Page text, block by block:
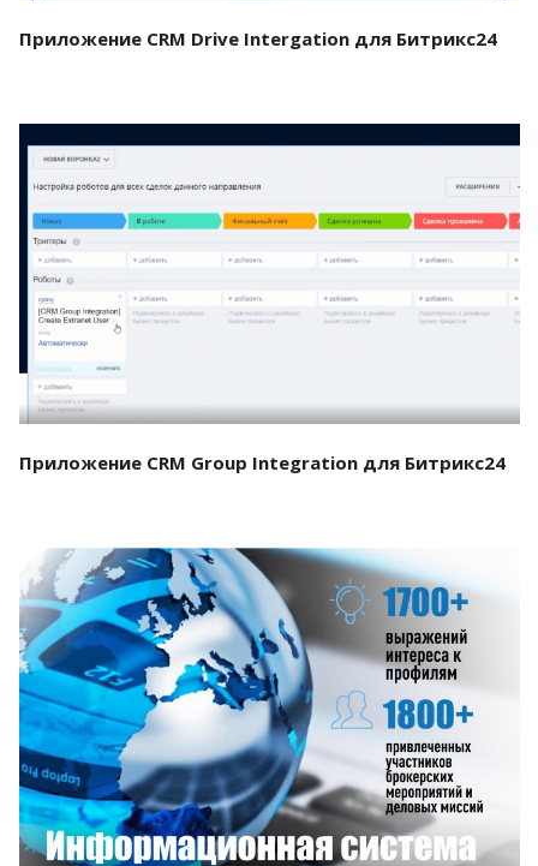
Приложение CRM Drive Intergation для Битрикс24
Смотреть проект
Приложение CRM Group Integration для Битрикс24
Смотреть проект